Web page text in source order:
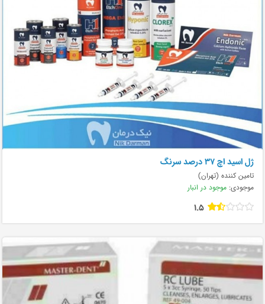
ژل اسید اچ 37 درصد سرنگ
تامین کننده (تهران)
موجودی: موجود در انبار
1.5